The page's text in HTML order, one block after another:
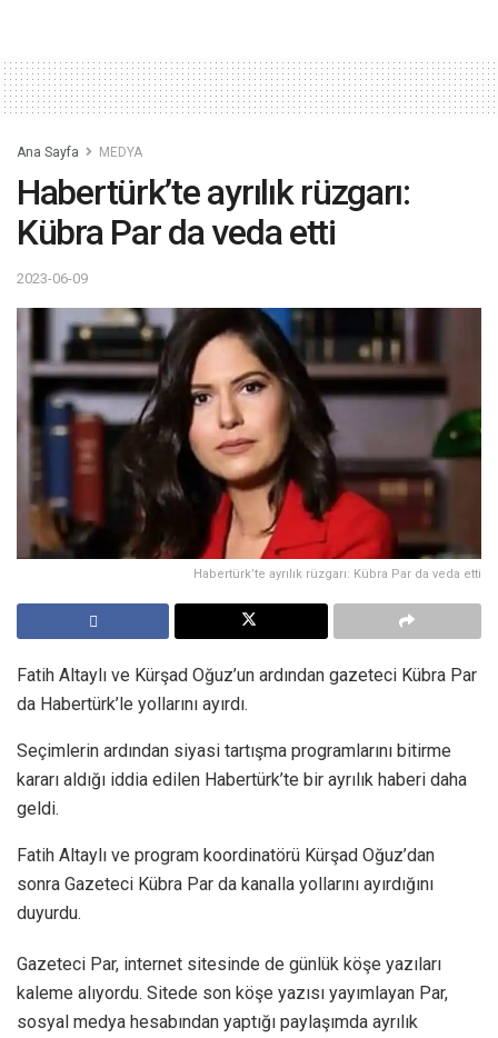
Ana Sayfa MEDYA
Habertürk’te ayrılık rüzgarı:
Kübra Par da veda etti
2023-06-09
Habertürk’te ayrılık rüzgarı: Kübra Par da veda etti
Fatih Altaylı ve Kürşad Oğuz’un ardından gazeteci Kübra Par
da Habertürk’le yollarını ayırdı.
Seçimlerin ardından siyasi tartışma programlarını bitirme
kararı aldığı iddia edilen Habertürk’te bir ayrılık haberi daha
geldi.
Fatih Altaylı ve program koordinatörü Kürşad Oğuz’dan
sonra Gazeteci Kübra Par da kanalla yollarını ayırdığını
duyurdu.
Gazeteci Par, internet sitesinde de günlük köşe yazıları
kaleme alıyordu. Sitede son köşe yazısı yayımlayan Par,
sosyal medya hesabından yaptığı paylaşımda ayrılık